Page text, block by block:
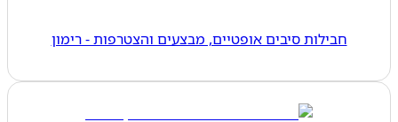
חבילות סיבים אופטיים, מבצעים והצטרפות - רימון